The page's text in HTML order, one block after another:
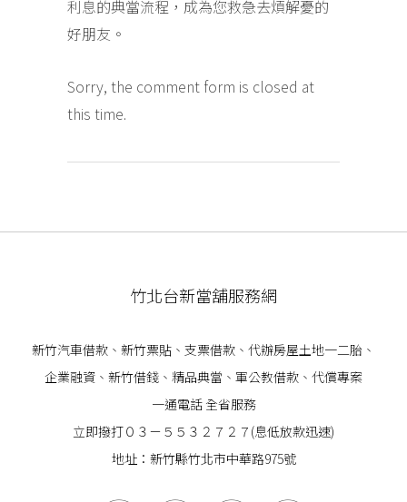
利息的典當流程，成為您救急去煩解憂的
好朋友。
Sorry, the comment form is closed at
this time.
竹北台新當舖服務網
新竹汽車借款 、 新竹票貼 、支票借款、代辦房屋土地一二胎、
企業融資 、 新竹借錢 、精品典當、軍公教借款、代償專案
一通電話 全省服務
立即撥打０３－５５３２７２７(息低放款迅速)
地址：新竹縣竹北市中華路975號